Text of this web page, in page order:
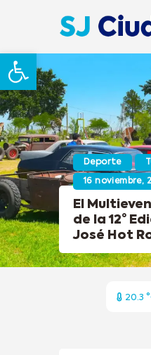
Abrir barra
Deporte
16 noviembre,
El
de la 12°
José Hot
20.3